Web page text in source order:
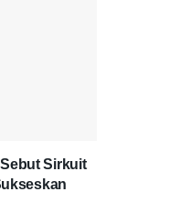
Sirkuit